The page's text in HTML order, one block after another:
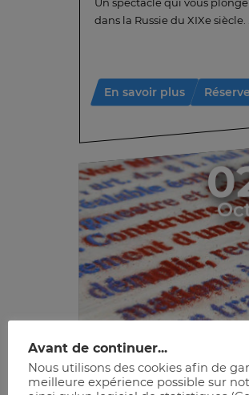
dans la Russie du XIXe siècle. ...
En savoir plus
Exposition
Mythopoïèse
Avant de continuer...
Nous utilisons des cookies afin de
meilleure expérience possible sur